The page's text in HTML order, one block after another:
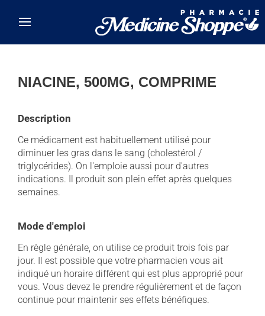
NIACINE, 500MG, COMPRIME
Description
Ce médicament est habituellement utilisé pour
diminuer les gras dans le sang (cholestérol /
triglycérides). On l'emploie aussi pour d'autres
indications. Il produit son plein effet après quelques
semaines.
Mode d'emploi
En règle générale, on utilise ce produit trois fois par
jour. Il est possible que votre pharmacien vous ait
indiqué un horaire différent qui est plus approprié pour
vous. Vous devez le prendre régulièrement et de façon
continue pour maintenir ses effets bénéfiques.